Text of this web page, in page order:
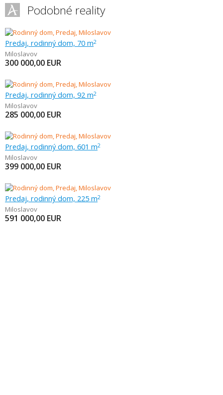
Podobné reality
Predaj, rodinný dom, 70 m2
Miloslavov
300 000,00 EUR
Predaj, rodinný dom, 92 m2
Miloslavov
285 000,00 EUR
Predaj, rodinný dom, 601 m2
Miloslavov
399 000,00 EUR
Predaj, rodinný dom, 225 m2
Miloslavov
591 000,00 EUR